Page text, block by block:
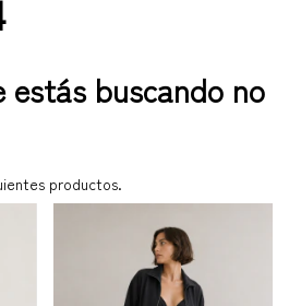
estás buscando no
productos.